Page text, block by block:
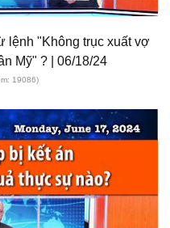
lệnh "Không trục xuất vợ
Mỹ" ? | 06/18/24
19086)